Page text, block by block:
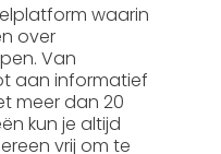
waarin
over
Van
aan informatief
meer dan 20
kun je altijd
vrij om te